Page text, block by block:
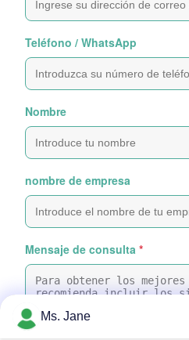
Teléfono / WhatsApp
Nombre
nombre de empresa
Mensaje de consulta *
Ms. Jane